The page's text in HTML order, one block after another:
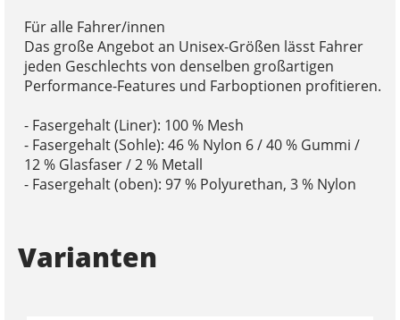
Für alle Fahrer/innen
Das große Angebot an Unisex-Größen lässt Fahrer
jeden Geschlechts von denselben großartigen
Performance-Features und Farboptionen profitieren.
- Fasergehalt (Liner): 100 % Mesh
- Fasergehalt (Sohle): 46 % Nylon 6 / 40 % Gummi /
12 % Glasfaser / 2 % Metall
- Fasergehalt (oben): 97 % Polyurethan, 3 % Nylon
Varianten